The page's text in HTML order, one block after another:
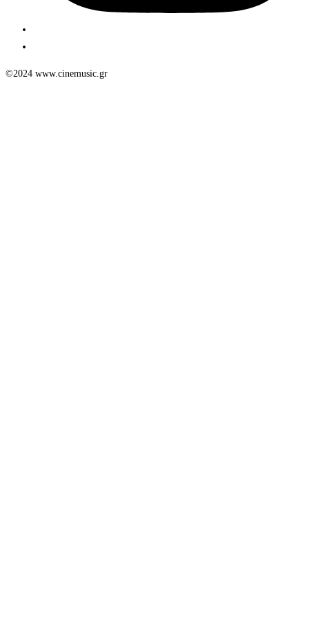
©2024 www.cinemusic.gr